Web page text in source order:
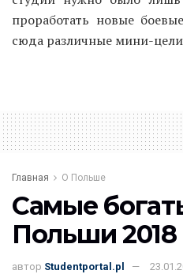
проработать новые
сюда различные мини-
Главная О Польше
Самые
Польши 2018
автор Studentportal.pl